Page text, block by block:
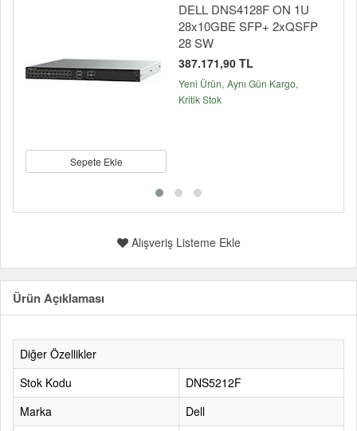
Sepete Ekle
DELL DNS4128F ON 1U
28x10GBE SFP+ 2xQSFP
28 SW
387.171,90 TL
Yeni Ürün Aynı Gün Kargo
Kritik Stok
Alışveriş Listeme Ekle
Ürün Açıklaması
Diğer Özellikler
Stok Kodu
DNS5212F
Marka
Dell